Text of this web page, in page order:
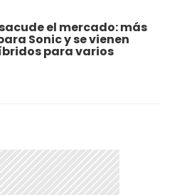
el mercado: más
Sonic y se vienen
para varios